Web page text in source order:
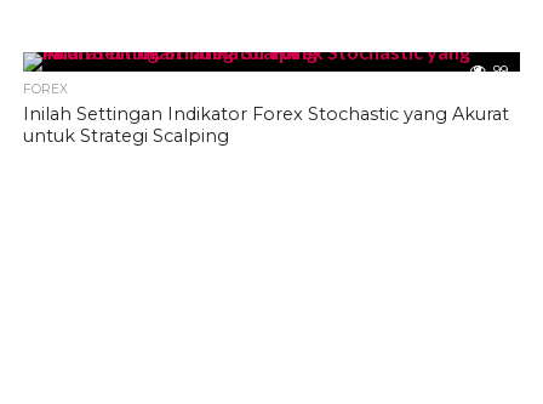
99
FOREX
Inilah Settingan Indikator Forex Stochastic yang Akurat
untuk Strategi Scalping